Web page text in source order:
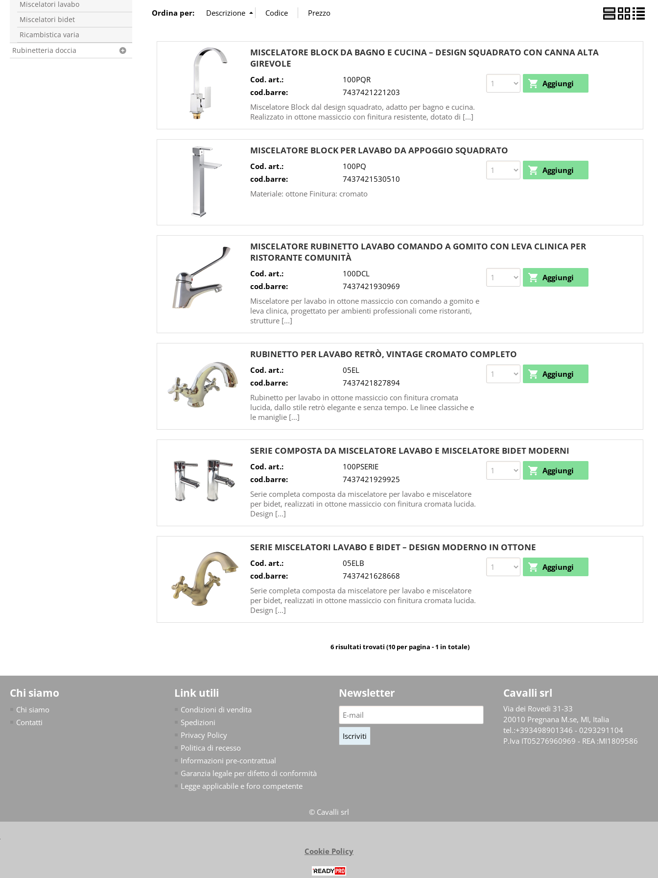
Miscelatori lavabo
Miscelatori bidet
Ricambistica varia
Rubinetteria doccia
Ordina per:
MISCELATORE BLOCK DA BAGNO E CUCINA – DESIGN SQUADRATO CON CANNA ALTA
GIREVOLE
Cod. art.:
100PQR
cod.barre:
7437421221203
Miscelatore Block dal design squadrato, adatto per bagno e cucina.
Realizzato in ottone massiccio con finitura resistente, dotato di [...]
MISCELATORE BLOCK PER LAVABO DA APPOGGIO SQUADRATO
Cod. art.:
100PQ
cod.barre:
7437421530510
Materiale: ottone Finitura: cromato
MISCELATORE RUBINETTO LAVABO COMANDO A GOMITO CON LEVA CLINICA PER
RISTORANTE COMUNITÀ
Cod. art.:
100DCL
cod.barre:
7437421930969
Miscelatore per lavabo in ottone massiccio con comando a gomito e
leva clinica, progettato per ambienti professionali come ristoranti,
strutture [...]
RUBINETTO PER LAVABO RETRÒ, VINTAGE CROMATO COMPLETO
Cod. art.:
05EL
cod.barre:
7437421827894
Rubinetto per lavabo in ottone massiccio con finitura cromata
lucida, dallo stile retrò elegante e senza tempo. Le linee classiche e
le maniglie [...]
SERIE COMPOSTA DA MISCELATORE LAVABO E MISCELATORE BIDET MODERNI
Cod. art.:
100PSERIE
cod.barre:
7437421929925
Serie completa composta da miscelatore per lavabo e miscelatore
per bidet, realizzati in ottone massiccio con finitura cromata lucida.
Design [...]
SERIE MISCELATORI LAVABO E BIDET – DESIGN MODERNO IN OTTONE
Cod. art.:
05ELB
cod.barre:
7437421628668
Serie completa composta da miscelatore per lavabo e miscelatore
per bidet, realizzati in ottone massiccio con finitura cromata lucida.
Design [...]
6 risultati trovati (10 per pagina - 1 in totale)
Chi siamo
Chi siamo
Contatti
Link utili
Condizioni di vendita
Spedizioni
Privacy Policy
Politica di recesso
Informazioni pre-contrattual
Garanzia legale per difetto di conformità
Legge applicabile e foro competente
Newsletter Cavalli srl
Via dei Rovedi 31-33
20010 Pregnana M.se, MI, Italia
tel.:+393498901346 - 0293291104
P.Iva IT05276960969 - REA :MI1809586
© Cavalli srl
Cookie Policy